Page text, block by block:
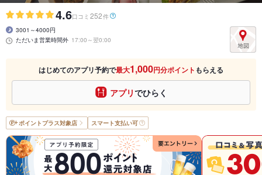
4.6口コミ 252件
3001～4000円
ただいま営業時間外 17:00～翌0:00
はじめてのアプリ予約で最大1,000円分ポイント もらえる
アプリでひらく
ポイントプラス対象店 スマート支払い可